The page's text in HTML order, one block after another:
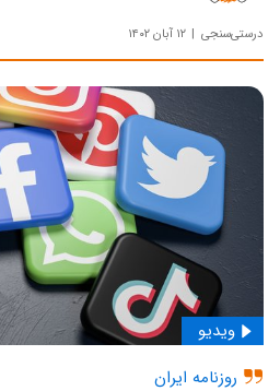
درستی‌سنجی ۱۲ آبان ۱۴۰۲
روزنامه ایران
ویدیو